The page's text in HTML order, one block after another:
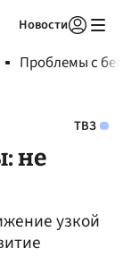
Новости
Проблемы с
ТВЗ
не
узкой